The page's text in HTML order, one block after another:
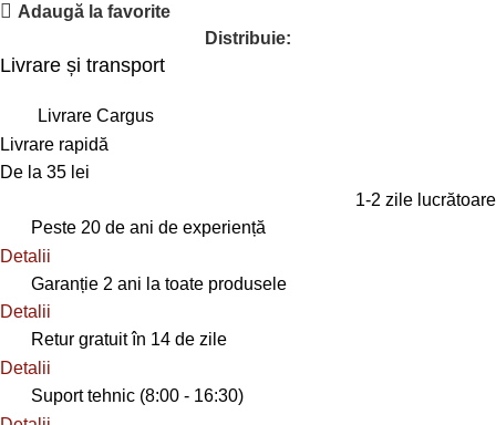
Adaugă la favorite
Distribuie:
Livrare și transport
Livrare Cargus
Livrare rapidă
De la 35 lei
1-2 zile lucrătoare
Peste 20 de ani de experiență
Detalii
Garanție 2 ani la toate produsele
Detalii
Retur gratuit în 14 de zile
Detalii
Suport tehnic (8:00 - 16:30)